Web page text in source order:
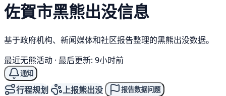
佐賀市黑熊出没信息
基于政府机构、新闻媒体和社区报告整理的黑熊出没数据。
最近无熊活动 · 最后更新: 9小时前
通知
行程规划 上报熊出没 报告数据问题